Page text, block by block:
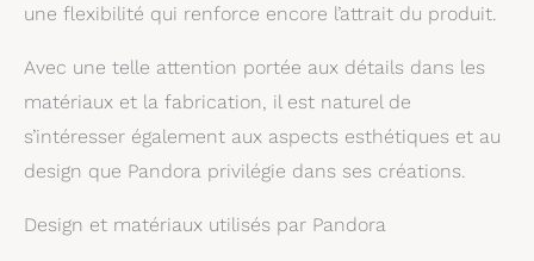
une flexibilité qui renforce encore l’attrait du produit.
Avec une telle attention portée aux détails dans les
matériaux et la fabrication, il est naturel de
s’intéresser également aux aspects esthétiques et au
design que Pandora privilégie dans ses créations.
Design et matériaux utilisés par Pandora